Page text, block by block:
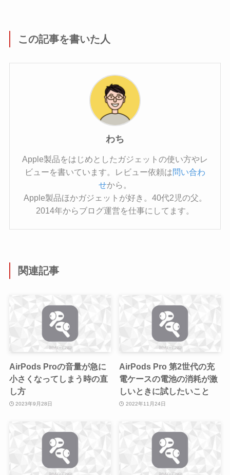
この記事を書いた人
わち
Apple製品をはじめとしたガジェットの使い方やレ
ビューを書いています。レビュー依頼は問い合わ
せから。
Apple製品ほかガジェットが好き。40代2児の父。
2014年からブログ運営を仕事にしてます。
関連記事
AirPods Proの音量が急に
小さくなってしまう時の直
し方
2023年9月28日
AirPods Pro 第2世代の充
電ケースの電池の消耗が激
しいときに試したいこと
2022年11月24日